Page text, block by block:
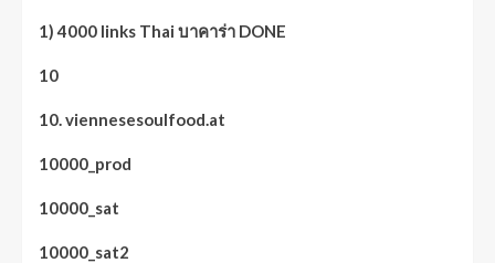
1) 4000 links Thai บาคาร่า DONE
10
10. viennesesoulfood.at
10000_prod
10000_sat
10000_sat2